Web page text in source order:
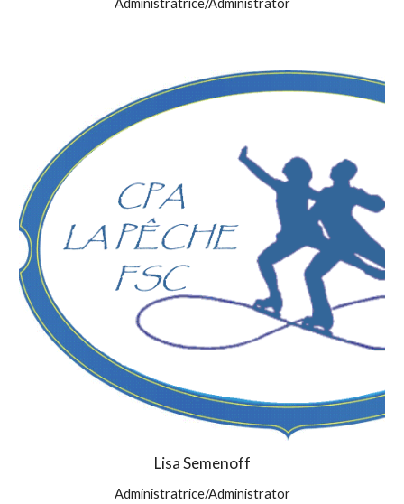
Administratrice/Administrator
Lisa Semenoff
Administratrice/Administrator